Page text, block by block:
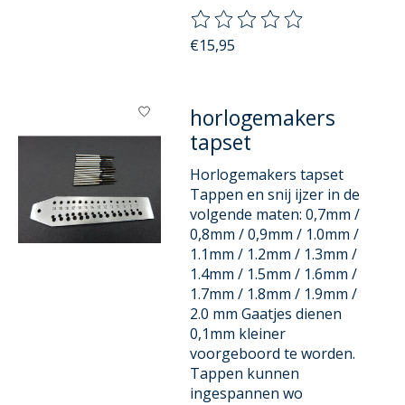
De beoordeling van dit
€15,95
horlogemakers
tapset
Horlogemakers tapset
Tappen en snij ijzer in de
volgende maten: 0,7mm /
0,8mm / 0,9mm / 1.0mm /
1.1mm / 1.2mm / 1.3mm /
1.4mm / 1.5mm / 1.6mm /
1.7mm / 1.8mm / 1.9mm /
2.0 mm Gaatjes dienen
0,1mm kleiner
voorgeboord te worden.
Tappen kunnen
ingespannen wo